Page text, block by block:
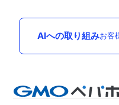
AIへの取り組みお客